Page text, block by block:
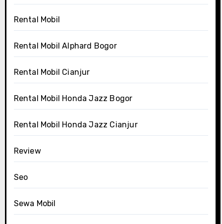
Rental Mobil
Rental Mobil Alphard Bogor
Rental Mobil Cianjur
Rental Mobil Honda Jazz Bogor
Rental Mobil Honda Jazz Cianjur
Review
Seo
Sewa Mobil